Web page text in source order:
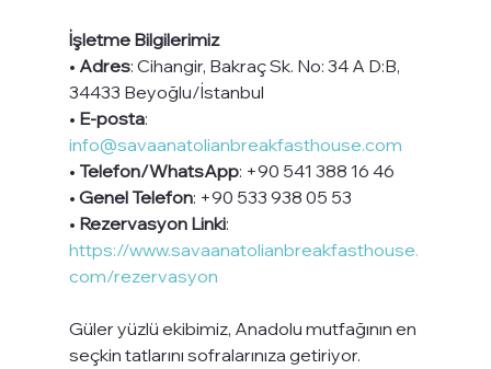
İşletme Bilgilerimiz
• Adres: Cihangir, Bakraç Sk. No: 34 A D:B,
34433 Beyoğlu/İstanbul
• E-posta:
info@savaanatolianbreakfasthouse.com
• Telefon/WhatsApp: +90 541 388 16 46
• Genel Telefon: +90 533 938 05 53
• Rezervasyon Linki:
https://www.savaanatolianbreakfasthouse.
com/rezervasyon
Güler yüzlü ekibimiz, Anadolu mutfağının en
seçkin tatlarını sofralarınıza getiriyor.